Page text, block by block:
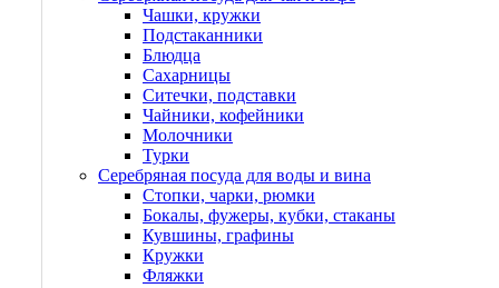
Чашки, кружки
Подстаканники
Блюдца
Сахарницы
Ситечки, подставки
Чайники, кофейники
Молочники
Турки
Серебряная посуда для воды и вина
Стопки, чарки, рюмки
Бокалы, фужеры, кубки, стаканы
Кувшины, графины
Кружки
Фляжки